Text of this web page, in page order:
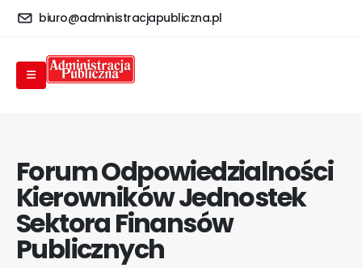
biuro@administracjapubliczna.pl
Forum Odpowiedzialności
Kierowników Jednostek
Sektora Finansów
Publicznych